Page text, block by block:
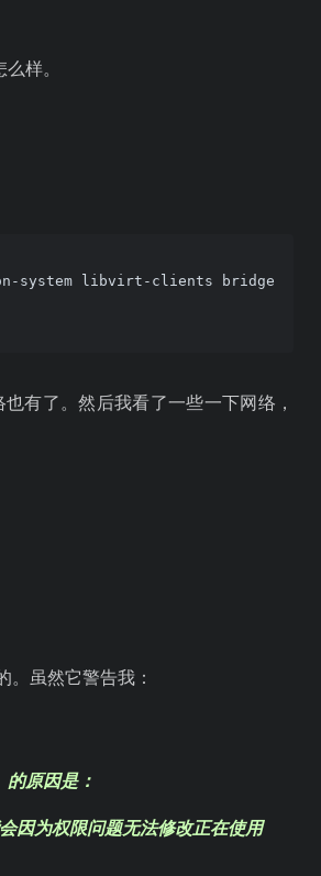
么样。
system libvirt-clients bridge-utils
有了。然后我看了一些一下网络，
虽然它警告我：
原因是：
因为权限问题无法修改正在使用